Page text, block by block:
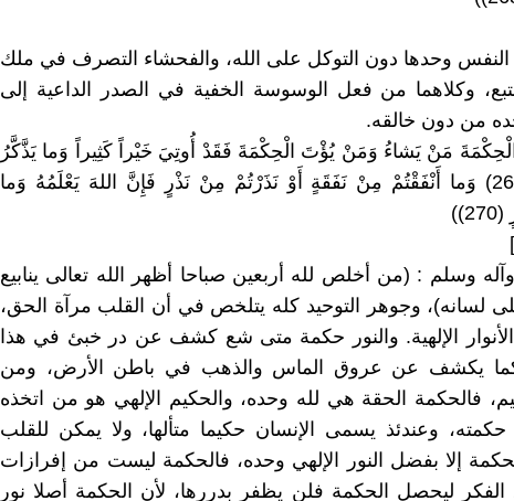
النفس وحدها دون التوكل على الله، والفحشاء التصرف في ملك
وكلاهما من فعل الوسوسة الخفية في الصدر الداعية إلى
من دون خالقه.
(يُؤْتِي الْحِكْمَةَ مَنْ يَشاءُ وَمَنْ يُؤْتَ الْحِكْمَةَ فَقَدْ أُوتِيَ خَيْراً كَثِيراً وَما يَذَّكَّرُ
إِلاَّ أُولُوا الْأَلْبابِ (269) وَما أَنْفَقْتُمْ مِنْ نَفَقَةٍ أَوْ نَذَرْتُمْ مِنْ نَذْرٍ فَإِنَّ اللهَ يَعْلَمُهُ وَما
وسلم : (من أخلص لله أربعين صباحا أظهر الله تعالى ينابيع
لسانه)، وجوهر التوحيد كله يتلخص في أن القلب مرآة الحق،
الإلهية. والنور حكمة متى شع كشف عن در خبئ في هذا
كما يكشف عن عروق الماس والذهب في باطن الأرض، ومن
فالحكمة الحقة هي لله وحده، والحكيم الإلهي هو من اتخذه
حكمته، وعندئذ يسمى الإنسان حكيما متألها، ولا يمكن للقلب
إلا بفضل النور الإلهي وحده، فالحكمة ليست من إفرازات
الفكر ليحصل الحكمة فلن يظفر بدررها، لأن الحكمة أصلا نور